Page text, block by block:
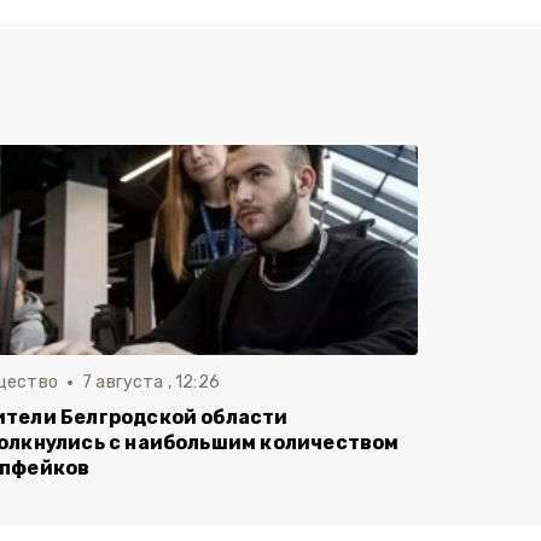
7 августа , 12:26
Белгродской области
с наибольшим количеством